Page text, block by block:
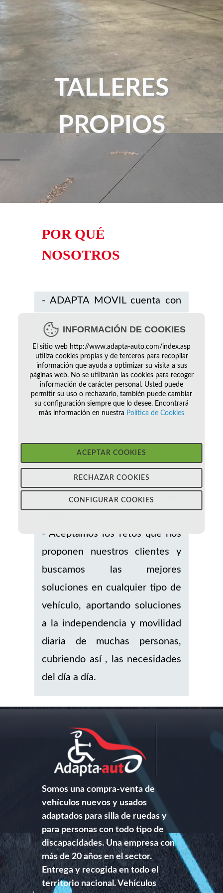
TALLERES
PROPIOS
POR QUÉ
NOSOTROS
- ADAPTA MOVIL cuenta con
especializados, con una larga
experiencia en el sector.
- Ofrece todo tipo de vehículos
adaptados con un amplio stock,
tanto para CONDUCIR,
central o trasera.
- Adapta y transforma vehículos
con la máxima seguridad,
confort y mínima alteración del
- Aceptamos los retos que nos
proponen nuestros clientes y
buscamos las mejores
soluciones en cualquier tipo de
vehículo, aportando soluciones
a la independencia y movilidad
diaria de muchas personas,
cubriendo así , las necesidades
del día a día.
INFORMACIÓN DE COOKIES
El sitio web http://www.adapta-auto.com/index.asp
utiliza cookies propias y de terceros para recopilar
información que ayuda a optimizar su visita a sus
páginas web. No se utilizarán las cookies para recoger
información de carácter personal. Usted puede
permitir su uso o rechazarlo, también puede cambiar
su configuración siempre que lo desee. Encontrará
más información en nuestra Política de Cookies
ACEPTAR COOKIES
RECHAZAR COOKIES
CONFIGURAR COOKIES
Somos una compra-venta de
vehículos nuevos y usados
adaptados para silla de ruedas y
para personas con todo tipo de
discapacidades. Una empresa con
más de 20 años en el sector.
Entrega y recogida en todo el
territorio nacional. Vehículos